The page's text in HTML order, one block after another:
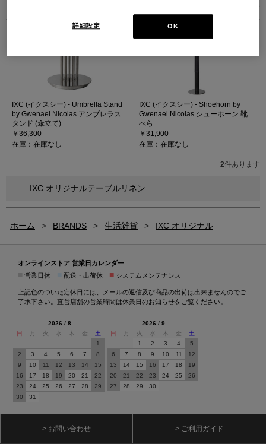
IXC (イクスシー) - Umbrella Stand
by Gwenael Nicolas アンブレラス
タンド (傘立て)
￥36,300
在庫：在庫なし
IXC (イクスシー) - Shoehorn by
Gwenael Nicolas シューホーン 靴
べら
￥31,900
在庫：在庫なし
2件あります
IXC オリジナルテーブルリネン
ホーム > BRANDS > 生活雑貨 > IXC オリジナル
オンラインストア 営業日カレンダー
営業日休 配送・出荷休 ■ システムメンテナンス
上記色のついた定休日には、メールの返信及び商品の出荷は出来ませんのでご
了承下さい。直営店舗の営業時間は休業日のお知らせをご覧ください。
2026 / 8
日
月 火 水 木 金
土
1
2
3 4 5 6 7
8
9
10 11 12 13 14
15
16
17 18 19 20 21
22
23
24 25 26 27 28
29
30
31
2026 / 9
日
月 火 水 木 金
土
1
2 3 4
5
6
7 8 9 10 11
12
13
14 15 16 17 18
19
20
21 22 23 24 25
26
27
28 29 30
> お問い合わせ > ご利用ガイド
OK
詳細設定